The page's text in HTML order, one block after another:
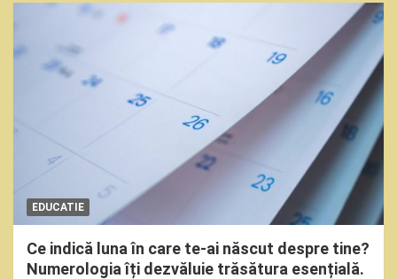
EDUCATIE
Ce indică luna în care te-ai născut despre tine?
Numerologia îți dezvăluie trăsătura esențială.